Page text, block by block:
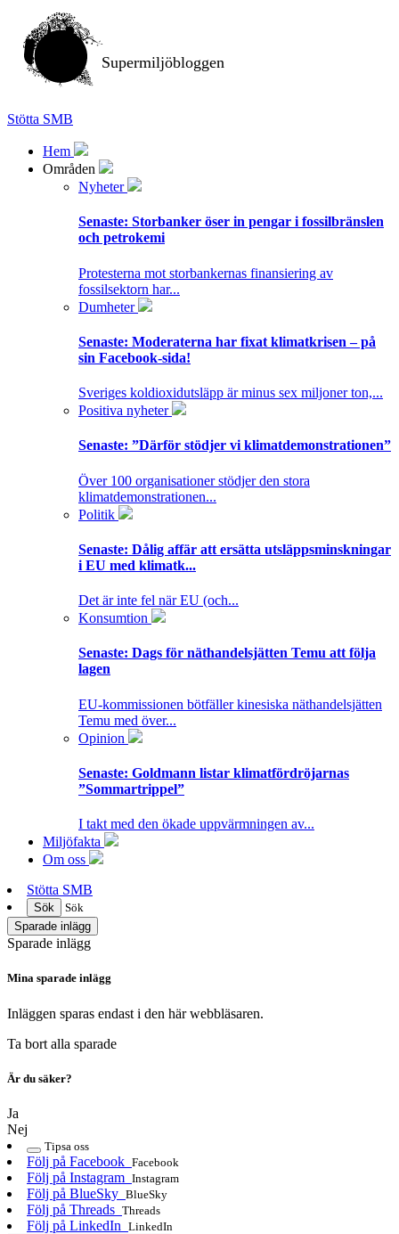
Supermiljöbloggen
Stötta SMB
Hem
Områden
Nyheter
Senaste: Storbanker öser in pengar i fossilbränslen
och petrokemi
Protesterna mot storbankernas finansiering av
fossilsektorn har...
Dumheter
Senaste: Moderaterna har fixat klimatkrisen – på
sin Facebook-sida!
Sveriges koldioxidutsläpp är minus sex miljoner ton,...
Positiva nyheter
Senaste: ”Därför stödjer vi klimatdemonstrationen”
Över 100 organisationer stödjer den stora
klimatdemonstrationen...
Politik
Senaste: Dålig affär att ersätta utsläppsminskningar
i EU med klimatk...
Det är inte fel när EU (och...
Konsumtion
Senaste: Dags för näthandelsjätten Temu att följa
lagen
EU-kommissionen bötfäller kinesiska näthandelsjätten
Temu med över...
Opinion
Senaste: Goldmann listar klimatfördröjarnas
”Sommartrippel”
I takt med den ökade uppvärmningen av...
Miljöfakta
Om oss
Stötta SMB
Sök
Sök
Sparade inlägg
Sparade inlägg
Mina sparade inlägg
Inläggen sparas endast i den här webbläsaren.
Ta bort alla sparade
Är du säker?
Ja
Nej
Tipsa oss
Följ på Facebook Facebook
Följ på Instagram Instagram
Följ på BlueSky BlueSky
Följ på Threads Threads
Följ på LinkedIn LinkedIn